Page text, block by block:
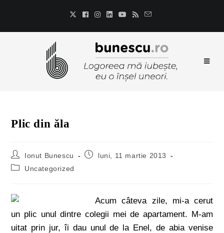
Plic din ăla
Ionut Bunescu
luni, 11 martie 2013
Uncategorized
Acum câteva zile, mi-a cerut
un plic unul dintre colegii mei de apartament. M-am
uitat prin jur, îi dau unul de la Enel, de abia venise